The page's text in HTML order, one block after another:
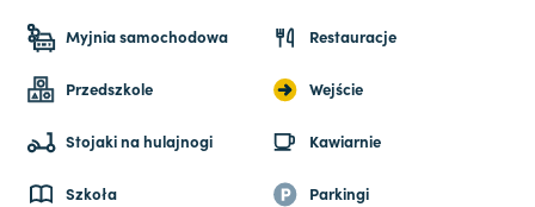
Myjnia samochodowa Restauracje
Przedszkole Wejście
Stojaki na hulajnogi Kawiarnie
Szkoła Parkingi